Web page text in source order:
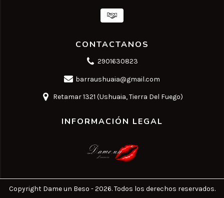
CONTACTANOS
2901630823
barraushuaia@gmail.com
Retamar 1321 (Ushuaia, Tierra Del Fuego)
INFORMACIÓN LEGAL
Copyright Dame un Beso - 2026. Todos los derechos reservados.